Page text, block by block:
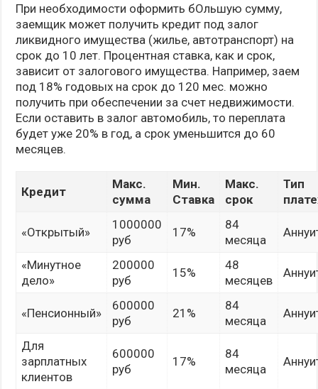
При необходимости оформить бОльшую сумму,
заемщик может получить кредит под залог
ликвидного имущества (жилье, автотранспорт) на
срок до 10 лет. Процентная ставка, как и срок,
зависит от залогового имущества. Например, заем
под 18% годовых на срок до 120 мес. можно
получить при обеспечении за счет недвижимости.
Если оставить в залог автомобиль, то переплата
будет уже 20% в год, а срок уменьшится до 60
месяцев.
Кредит
Макс.
сумма
Мин.
Ставка
Макс.
срок
Тип
«Открытый»
1000000
руб
17%
84
месяца
«Минутное
дело»
200000
руб
15%
48
месяцев
«Пенсионный»
600000
руб
21%
84
месяца
Для
зарплатных
клиентов
600000
руб
17%
84
месяца